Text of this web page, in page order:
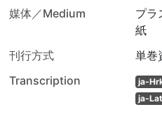
媒体／Medium
プラ
紙
刊行方式
単巻
Transcription
ja-
ja-